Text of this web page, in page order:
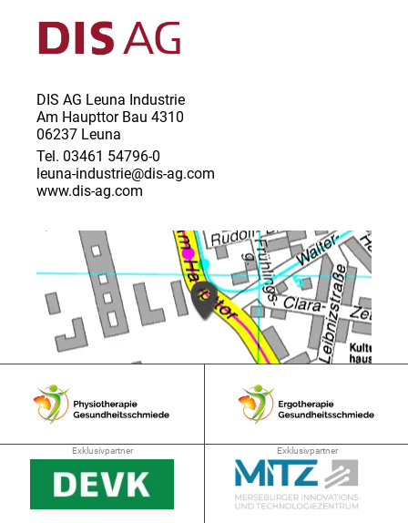
DIS AG Leuna Industrie
Am Haupttor Bau 4310
06237 Leuna
Tel. 03461 54796-0
leuna-industrie@dis-ag.com
www.dis-ag.com
Exklusivpartner Exklusivpartner